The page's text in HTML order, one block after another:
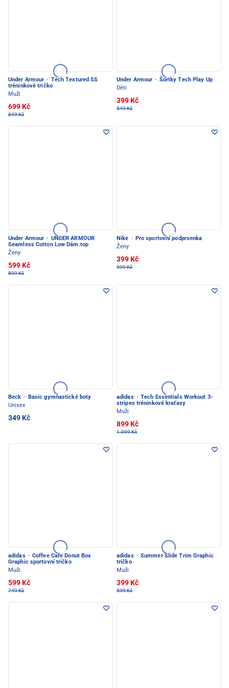
Under Armour · Tech Textured SS
tréninkové tričko
Muži
699 Kč
849 Kč
Under Armour · Šortky Tech Play Up
Děti
399 Kč
549 Kč
Under Armour · UNDER ARMOUR
Seamless Cotton Low Dám.top
Ženy
599 Kč
899 Kč
Nike · Pro sportovní podprsenka
Ženy
399 Kč
999 Kč
Beck · Basic gymnastické boty
Unisex
349 Kč
adidas · Tech Essentials Workout 3-
stripes tréninkové kraťasy
Muži
899 Kč
1.099 Kč
adidas · Coffee Cafe Donut Box
Graphic sportovní tričko
Muži
599 Kč
749 Kč
adidas · Summer Slide Trim Graphic
tričko
Muži
399 Kč
599 Kč